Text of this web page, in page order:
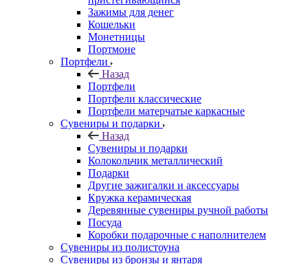
Зажимы для денег
Кошельки
Монетницы
Портмоне
Портфели
Назад
Портфели
Портфели классические
Портфели матерчатые каркасные
Сувениры и подарки
Назад
Сувениры и подарки
Колокольчик металлический
Подарки
Другие зажигалки и аксессуары
Кружка керамическая
Деревянные сувениры ручной работы
Посуда
Коробки подарочные с наполнителем
Сувениры из полистоуна
Сувениры из бронзы и янтаря